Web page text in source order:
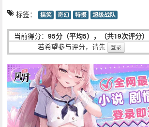
标签： 搞笑 奇幻 特摄 超级战队
当前得分： 95分（平均5），（共19次评分）
若希望参与评分，请先
登录